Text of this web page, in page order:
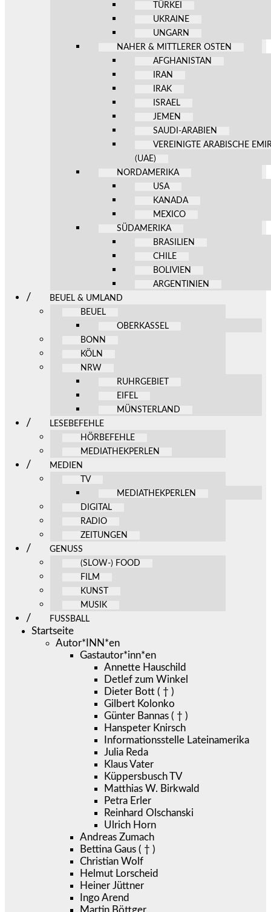
TÜRKEI
UKRAINE
UNGARN
NAHER & MITTLERER OSTEN
AFGHANISTAN
IRAN
IRAK
ISRAEL
JEMEN
SAUDI-ARABIEN
VEREINIGTE ARABISCHE
(UAE)
NORDAMERIKA
USA
KANADA
MEXICO
SÜDAMERIKA
BRASILIEN
CHILE
BOLIVIEN
ARGENTINIEN
BEUEL & UMLAND
BEUEL
OBERKASSEL
BONN
KÖLN
NRW
RUHRGEBIET
EIFEL
MÜNSTERLAND
LESEBEFEHLE
HÖRBEFEHLE
MEDIATHEKPERLEN
MEDIEN
TV
MEDIATHEKPERLEN
DIGITAL
RADIO
ZEITUNGEN
GENUSS
(SLOW-) FOOD
FILM
KUNST
MUSIK
FUSSBALL
Startseite
Autor*INN*en
Gastautor*inn*en
Annette Hauschild
Detlef zum Winkel
Dieter Bott ( † )
Gilbert Kolonko
Günter Bannas ( † )
Hanspeter Knirsch
Informationsstelle Lateinamerika
Julia Reda
Klaus Vater
Küppersbusch TV
Matthias W. Birkwald
Petra Erler
Reinhard Olschanski
Ulrich Horn
Andreas Zumach
Bettina Gaus ( † )
Christian Wolf
Helmut Lorscheid
Heiner Jüttner
Ingo Arend
Martin Böttger